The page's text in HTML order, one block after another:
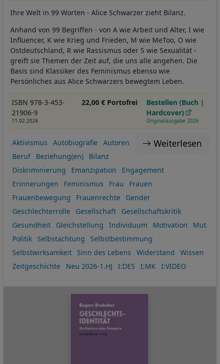
Ihre Welt in 99 Worten - Alice Schwarzer zieht Bilanz.
Anhand von 99 Begriffen - von A wie Arbeit und Alter, I wie
Influencer, K wie Krieg und Frieden, M wie MeToo, O wie
Ostdeutschland, R wie Rassismus oder S wie Sexualität -
greift sie Themen der Zeit auf, die uns alle angehen. Die
Basis sind Klassiker des Feminismus ebenso wie
Persönliches aus Alice Schwarzers bewegtem Leben.
ISBN 978-3-453-
21906-9
11.02.2026
22,00 € Portofrei
Bestellen (Buch |
Hardcover)
Originalausgabe 2026
Weiterlesen
Aktivismus Autobiografie
Autoren
Beruf
Beziehung(en)
Bilanz
Diskriminierung
Emanzipation
Engagement
Erinnerungen
Feminismus Frau
Frauen
Frauenbewegung
Frauenrechte
Gender
Geschlechterrolle
Gesellschaft
Gesellschaftskritik
Gesundheit
Gleichstellung Individuum Motivation
Mut
Politik
Selbstachtung
Selbstbestimmung
Selbstwirksamkeit
Sinn des Lebens Widerstand
Wissen
Zeitgeschichte
Neu 2026-1.HJ I:DES I:MK I:VIDEO